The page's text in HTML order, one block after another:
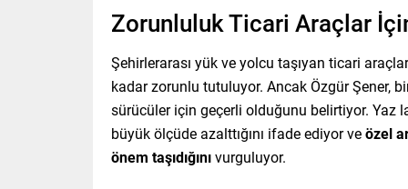
Zorunluluk Ticari Araçlar
Şehirlerarası yük ve yolcu taşıyan ticari
kadar zorunlu tutuluyor. Ancak Özgür Şener,
sürücüler için geçerli olduğunu belirtiyor. Yaz
büyük ölçüde azalttığını ifade ediyor veözel
önem taşıdığınıvurguluyor.